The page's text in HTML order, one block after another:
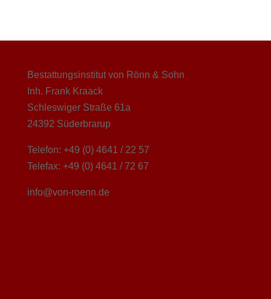
Bestattungsinstitut von Rönn & Sohn
Inh. Frank Kraack
Schleswiger Straße 61a
24392 Süderbrarup
Telefon: +49 (0) 4641 / 22 57
Telefax: +49 (0) 4641 / 72 67
info@von-roenn.de